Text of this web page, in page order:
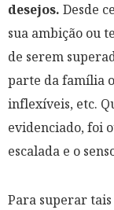
desejos. Desde
sua ambição ou
de serem
parte da família
inflexíveis, etc.
evidenciado, foi
escalada e o
Para superar